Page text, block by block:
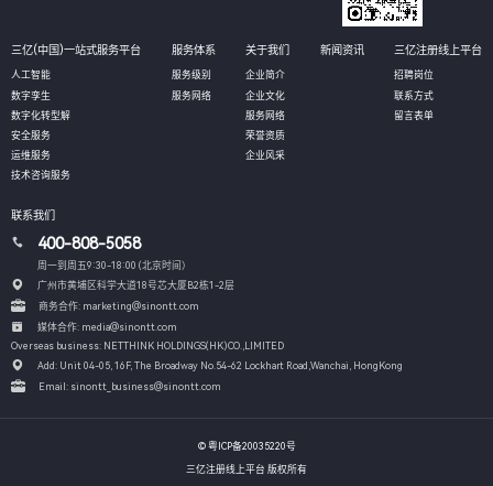
三亿(中国)一站式服务平台
人工智能
数字孪生
数字化转型解
安全服务
运维服务
技术咨询服务
服务体系
服务级别
服务网络
关于我们
企业简介
企业文化
服务网络
荣誉资质
企业风采
新闻资讯 三亿注册线上平台
招聘岗位
联系方式
留言表单
联系我们
400-808-5058
周一到周五9:30-18:00 (北京时间）
广州市黄埔区科学大道18号芯大厦B2栋1-2层
商务合作: marketing@sinontt.com
媒体合作: media@sinontt.com
Overseas business: NETTHINK HOLDINGS(HK)CO.,LIMITED
Add: Unit 04-05, 16F, The Broadway No.54-62 Lockhart Road, Wanchai, HongKong
Email: sinontt_business@sinontt.com
© 粤ICP备20035220号
三亿注册线上平台 版权所有